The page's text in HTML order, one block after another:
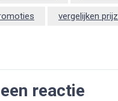
vergelijken
reactie